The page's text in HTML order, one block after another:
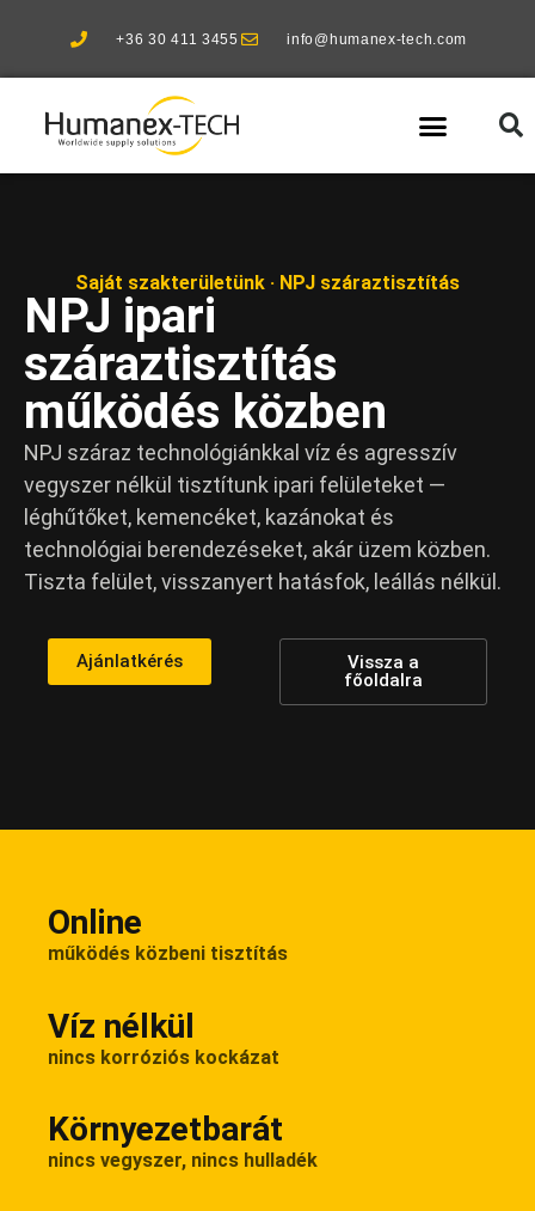
+36 30 411 3455 info@humanex-tech.com
Saját szakterületünk · NPJ száraztisztítás
NPJ ipari
száraztisztítás
működés közben
NPJ száraz technológiánkkal víz és agresszív
vegyszer nélkül tisztítunk ipari felületeket —
léghűtőket, kemencéket, kazánokat és
technológiai berendezéseket, akár üzem közben.
Tiszta felület, visszanyert hatásfok, leállás nélkül.
Ajánlatkérés
Vissza a
főoldalra
Online
működés közbeni tisztítás
Víz nélkül
nincs korróziós kockázat
Környezetbarát
nincs vegyszer, nincs hulladék